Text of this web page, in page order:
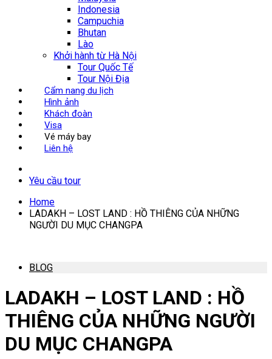
Indonesia
Campuchia
Bhutan
Lào
Khởi hành từ Hà Nội
Tour Quốc Tế
Tour Nội Địa
Cẩm nang du lịch
Hình ảnh
Khách đoàn
Visa
Vé máy bay
Liên hệ
Yêu cầu tour
Home
LADAKH – LOST LAND : HỒ THIÊNG CỦA NHỮNG
NGƯỜI DU MỤC CHANGPA
BLOG
LADAKH – LOST LAND : HỒ
THIÊNG CỦA NHỮNG NGƯỜI
DU MỤC CHANGPA